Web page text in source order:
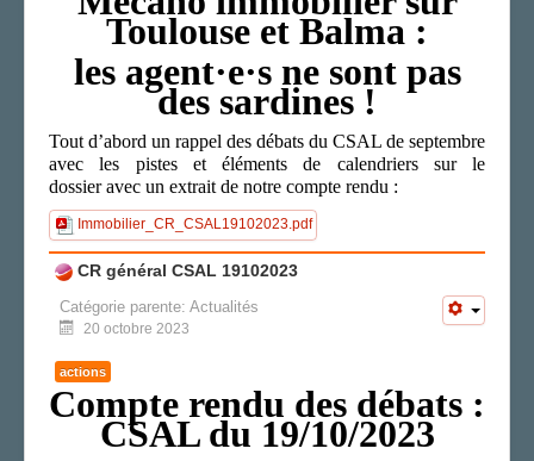
Le bureau de section
Vos élu.e.s
ADHÉRER
Toulouse et Balma :
les agent·e·s ne sont pas
des sardines !
Tout d’abord un rappel des débats du CSAL de septembre
avec les pistes et éléments de calendriers sur le
dossier avec un extrait de notre compte rendu :
Immobilier_CR_CSAL19102023.pdf
CR général CSAL 19102023
Catégorie parente: Actualités
20 octobre 2023
actions
Compte rendu des débats :
CSAL du 19/10/2023